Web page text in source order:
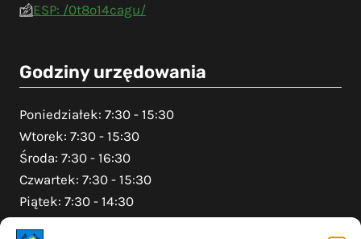
ESP: /0t8o14cagu/
Godziny urzędowania
Poniedziałek: 7:30 - 15:30
Wtorek: 7:30 - 15:30
Środa: 7:30 - 16:30
Czwartek: 7:30 - 15:30
Piątek: 7:30 - 14:30